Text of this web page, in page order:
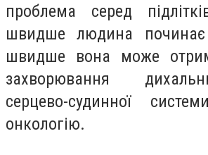
проблема серед
швидше людина
швидше вона може
захворювання
серцево-судинної
онкологію.